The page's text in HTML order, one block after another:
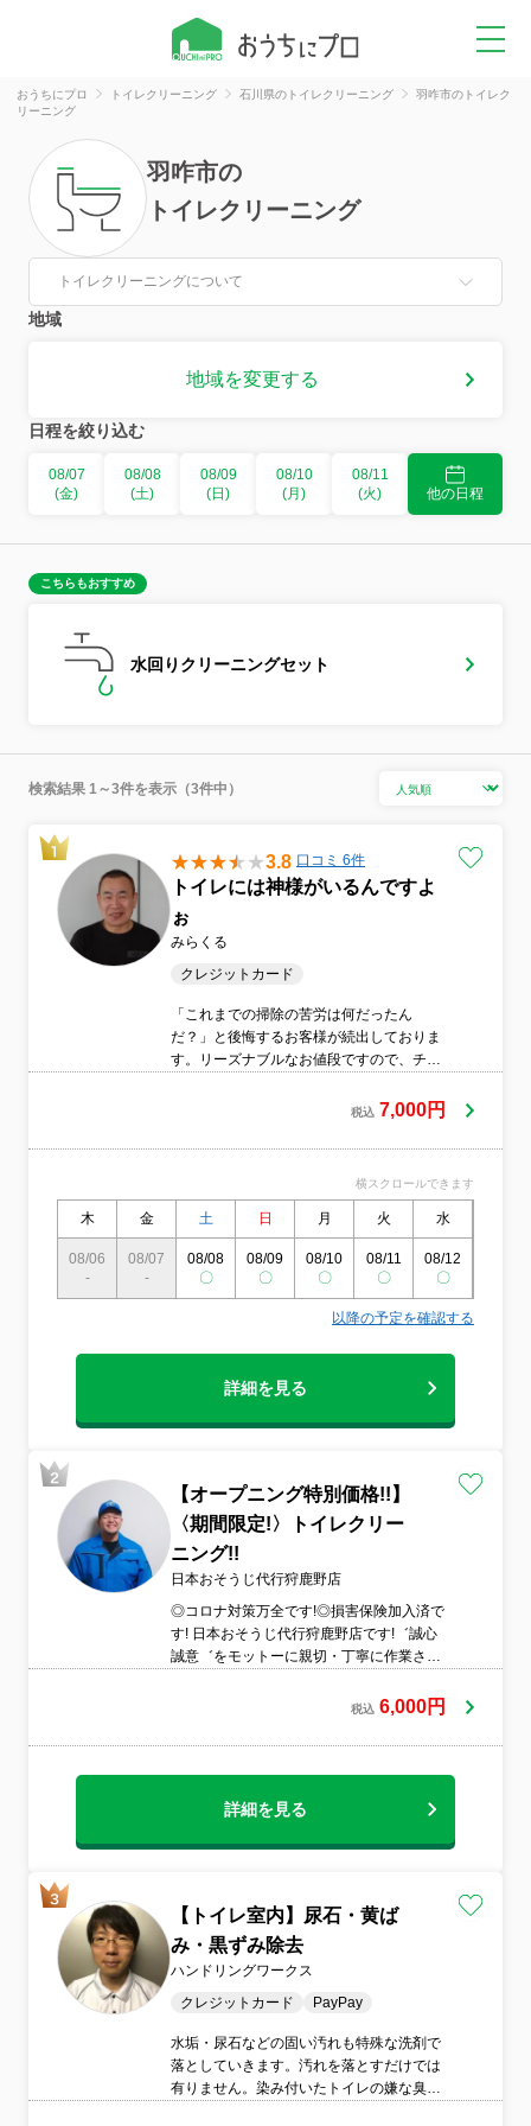
おうちにプロ トイレクリーニング 石川県のトイレクリーニング
羽咋市のトイレク
リーニング
羽咋市の
トイレクリーニング
トイレクリーニングについて
地域
地域を変更する
日程を絞り込む
08/07
(金)
08/08
(土)
08/09
(日)
08/10
(月)
08/11
(火)
他の日程
こちらもおすすめ
水回りクリーニングセット
検索結果 1～3件を表示（3件中）
3.8 口コミ 6件
トイレには神様がいるんですよ
ぉ
みらくる
クレジットカード
「これまでの掃除の苦労は何だったん
だ？」と後悔するお客様が続出しておりま
す。リーズナブルなお値段ですので、チョ
税込 7,000円
横スクロールできます
木 金 土 日 月 火 水
08/06
-
08/07
-
08/08
〇
08/09
〇
08/10
〇
08/11
〇
08/12
〇
以降の予定を確認する
詳細を見る
【オープニング特別価格!!】
〈期間限定!〉トイレクリー
ニング!!
日本おそうじ代行狩鹿野店
◎コロナ対策万全です!◎損害保険加入済で
す! 日本おそうじ代行狩鹿野店です!゛誠心
誠意゛をモットーに親切・丁寧に作業させ
ャンペーン中の今がとてもお得な価格設定
ださい!初めてご依頼される方なども大歓迎
税込 6,000円
詳細を見る
【トイレ室内】尿石・黄ば
み・黒ずみ除去
ハンドリングワークス
クレジットカード
PayPay
水垢・尿石などの固い汚れも特殊な洗剤で
落としていきます。汚れを落とすだけでは
有りません。染み付いたトイレの嫌な臭も